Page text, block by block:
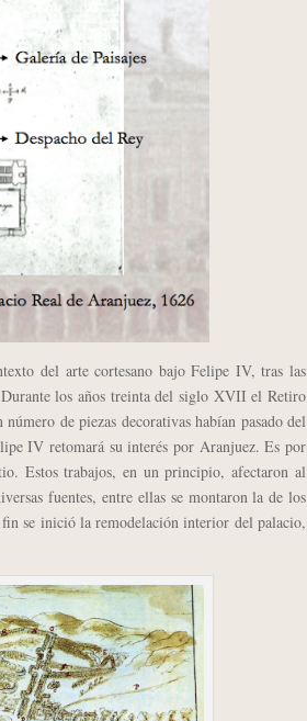
del arte cortesano bajo Felipe IV, tras las
los años treinta del siglo XVII el Retiro
de piezas decorativas habían pasado del
IV retomará su interés por Aranjuez. Es por
Estos trabajos, en un principio, afectaron al
fuentes, entre ellas se montaron la de los
se inició la remodelación interior del palacio,